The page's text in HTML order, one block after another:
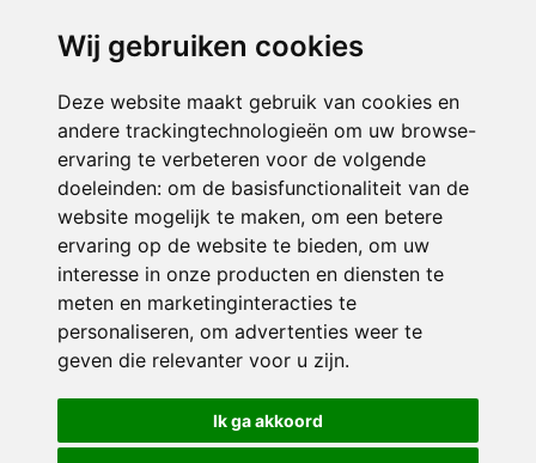
Wij gebruiken cookies
Deze website maakt gebruik van cookies en
andere trackingtechnologieën om uw browse-
ervaring te verbeteren voor de volgende
doeleinden: om de basisfunctionaliteit van de
website mogelijk te maken, om een betere
ervaring op de website te bieden, om uw
interesse in onze producten en diensten te
meten en marketinginteracties te
personaliseren, om advertenties weer te
geven die relevanter voor u zijn.
Ik ga akkoord
ONDERDEEL VAN
© 2026 De Hoeksteen | Alle rechten voorbehouden
Privacy policy|Disclaimer| Klachtenregeling|RSIN en Anbi
voorkeuren
Crealisatie The MindOffice